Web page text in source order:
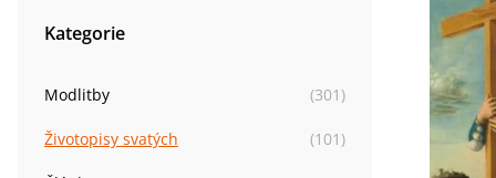
Kategorie
Modlitby (301 )
Životopisy svatých (101 )